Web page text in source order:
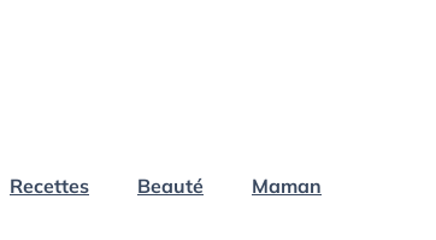
Recettes Beauté Maman